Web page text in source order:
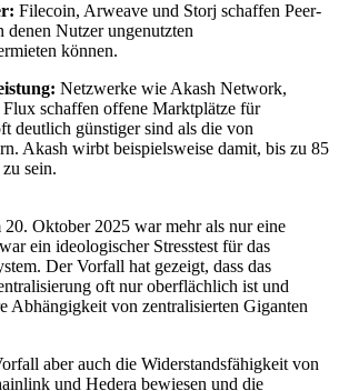
Filecoin, Arweave und Storj schaffen Peer-
denen Nutzer ungenutzten
können.
Netzwerke wie Akash Network,
schaffen offene Marktplätze für
deutlich günstiger sind als die von
Akash wirbt beispielsweise damit, bis zu 85
sein.
Oktober 2025 war mehr als nur eine
ein ideologischer Stresstest für das
Der Vorfall hat gezeigt, dass das
oft nur oberflächlich ist und
Abhängigkeit von zentralisierten Giganten
aber auch die Widerstandsfähigkeit von
und Hedera bewiesen und die